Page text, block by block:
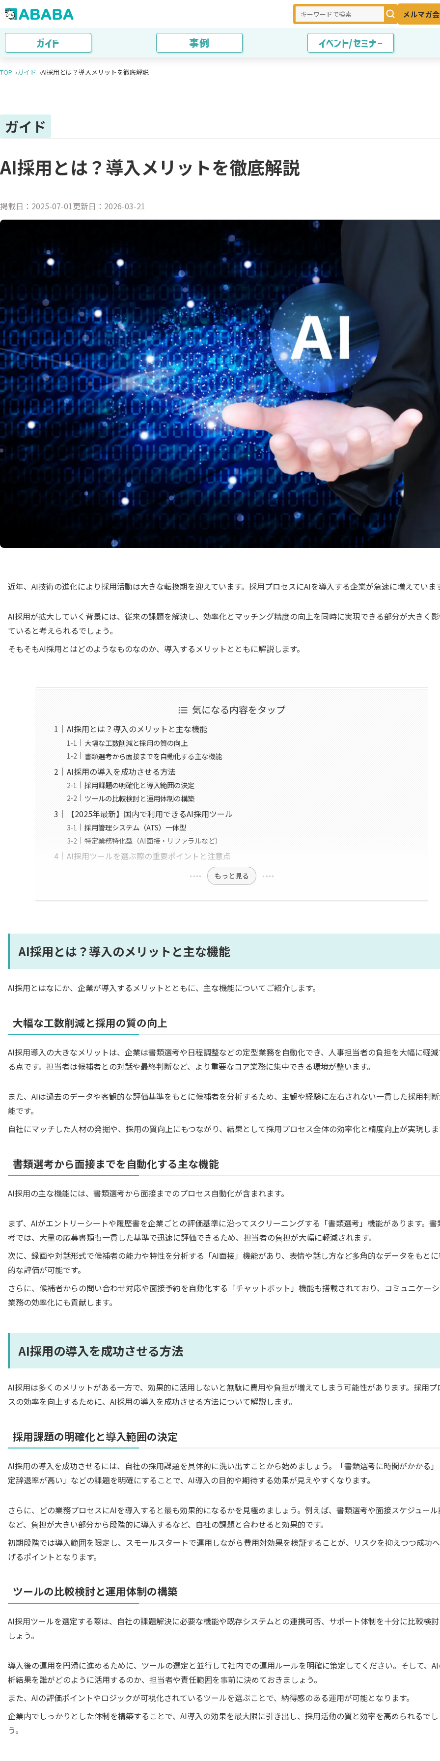
メルマガ
ガイド 事例 イベント/セミナー
TOP ガイド AI採用とは？導入メリットを徹底解説
ガイド
AI採用とは？導入メリットを徹底解説
掲載日： 2025-07-01更新日： 2026-03-21
近年、AI技術の進化により採用活動は大きな転換期を迎えています。採用プロセスにAIを導入する企業が急速に増えていま
AI採用が拡大していく背景には、従来の課題を解決し、効率化とマッチング精度の向上を同時に実現できる部分が大きく
ていると考えられるでしょう。
そもそもAI採用とはどのようなものなのか、導入するメリットとともに解説します。
気になる内容をタップ
AI採用とは？導入のメリットと主な機能
大幅な工数削減と採用の質の向上
書類選考から面接までを自動化する主な機能
AI採用の導入を成功させる方法
採用課題の明確化と導入範囲の決定
ツールの比較検討と運用体制の構築
【2025年最新】国内で利用できるAI採用ツール
採用管理システム（ATS）一体型
特定業務特化型（AI面接・リファラルなど）
AI採用ツールを選ぶ際の重要ポイントと注意点
もっと見る
AI採用とは？導入のメリットと主な機能
AI採用とはなにか、企業が導入するメリットとともに、主な機能についてご紹介します。
大幅な工数削減と採用の質の向上
AI採用導入の大きなメリットは、企業は書類選考や日程調整などの定型業務を自動化でき、人事担当者の負担を大幅に軽減
る点です。担当者は候補者との対話や最終判断など、より重要なコア業務に集中できる環境が整います。
また、AIは過去のデータや客観的な評価基準をもとに候補者を分析するため、主観や経験に左右されない一貫した採用判
能です。
自社にマッチした人材の発掘や、採用の質向上にもつながり、結果として採用プロセス全体の効率化と精度向上が実現しま
書類選考から面接までを自動化する主な機能
AI採用の主な機能には、書類選考から面接までのプロセス自動化が含まれます。
まず、AIがエントリーシートや履歴書を企業ごとの評価基準に沿ってスクリーニングする「書類選考」機能があります。書
考では、大量の応募書類も一貫した基準で迅速に評価できるため、担当者の負担が大幅に軽減されます。
次に、録画や対話形式で候補者の能力や特性を分析する「AI面接」機能があり、表情や話し方など多角的なデータをもと
的な評価が可能です。
さらに、候補者からの問い合わせ対応や面接予約を自動化する「チャットボット」機能も搭載されており、コミュニケー
業務の効率化にも貢献します。
AI採用の導入を成功させる方法
AI採用は多くのメリットがある一方で、効果的に活用しないと無駄に費用や負担が増えてしまう可能性があります。採用プ
スの効率を向上するために、AI採用の導入を成功させる方法について解説します。
採用課題の明確化と導入範囲の決定
AI採用の導入を成功させるには、自社の採用課題を具体的に洗い出すことから始めましょう。「書類選考に時間がかかる
定辞退率が高い」などの課題を明確にすることで、AI導入の目的や期待する効果が見えやすくなります。
さらに、どの業務プロセスにAIを導入すると最も効果的になるかを見極めましょう。例えば、書類選考や面接スケジュー
など、負担が大きい部分から段階的に導入するなど、自社の課題と合わせると効果的です。
初期段階では導入範囲を限定し、スモールスタートで運用しながら費用対効果を検証することが、リスクを抑えつつ成功
げるポイントとなります。
ツールの比較検討と運用体制の構築
AI採用ツールを選定する際は、自社の課題解決に必要な機能や既存システムとの連携可否、サポート体制を十分に比較検
しょう。
導入後の運用を円滑に進めるために、ツールの選定と並行して社内での運用ルールを明確に策定してください。そして、
析結果を誰がどのように活用するのか、担当者や責任範囲を事前に決めておきましょう。
また、AIの評価ポイントやロジックが可視化されているツールを選ぶことで、納得感のある運用が可能となります。
企業内でしっかりとした体制を構築することで、AI導入の効果を最大限に引き出し、採用活動の質と効率を高められるでし
う。